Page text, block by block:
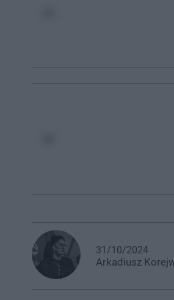
31/10/2024
Arkadiusz